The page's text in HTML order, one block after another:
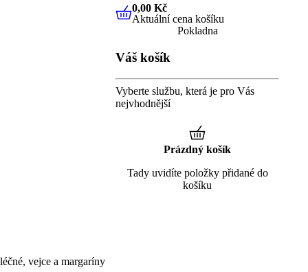
vejce a margaríny
0,00 KčAktuální cena košíku
0,00 Kč
Aktuální cena košíku
Pokladna
Váš košík
Vyberte službu, která je pro Vás
nejvhodnější
Prázdný košík
Tady uvidíte položky přidané do
košíku